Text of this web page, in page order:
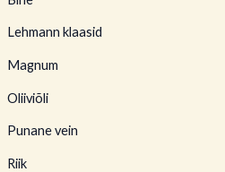
Lehmann klaasid
Magnum
Oliiviõli
Punane vein
Riik